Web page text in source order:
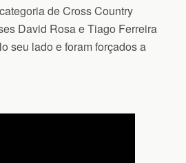
de Cross Country
David Rosa e Tiago Ferreira
seu lado e foram forçados a